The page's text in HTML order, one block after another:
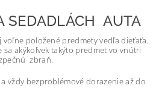
SEDADLÁCH AUTA
voľne položené predmety vedľa dieťaťa.
akýkoľvek takýto predmet vo vnútri
zbraň.
vždy bezproblémové dorazenie až do